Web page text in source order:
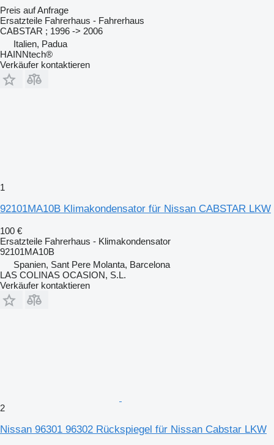
Preis auf Anfrage
Ersatzteile Fahrerhaus - Fahrerhaus
CABSTAR ; 1996 -> 2006
Italien, Padua
HAINNtech®
Verkäufer kontaktieren
1
92101MA10B Klimakondensator für Nissan CABSTAR LKW
100 €
Ersatzteile Fahrerhaus - Klimakondensator
92101MA10B
Spanien, Sant Pere Molanta, Barcelona
LAS COLINAS OCASION, S.L.
Verkäufer kontaktieren
2
Nissan 96301 96302 Rückspiegel für Nissan Cabstar LKW